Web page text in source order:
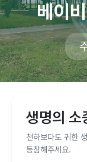
베이
생명의 소
천하보다도 귀한
동참해주세요.